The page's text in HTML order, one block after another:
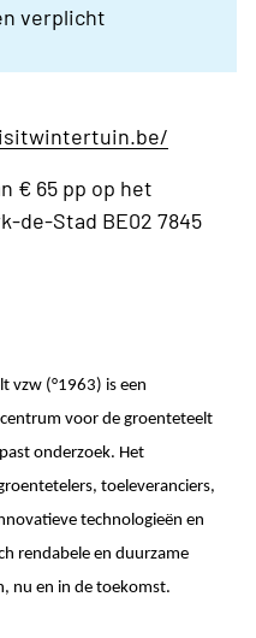
verplicht
€ 65 pp op het
de-Stad BE02 7845
vzw (°1963) is een
voor de groenteteelt
onderzoek. Het
toeleveranciers,
technologieën en
rendabele en duurzame
nu en in de toekomst.